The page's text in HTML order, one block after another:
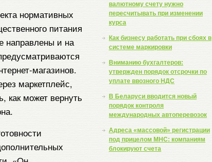
валютному счету нужно
пересчитывать при изменении
курса
Как бизнесу работать при сбоях в
системе маркировки
Вниманию бухгалтеров:
утвержден порядок отсрочки по
уплате ввозного НДС
В Беларуси вводится новый
порядок контроля
международных автоперевозок
Адреса «массовой» регистрации
под прицелом МНС: компаниям
блокируют счета
нормативных
питания
направлены и на
магазинов.
маркетплейс,
как может вернуть